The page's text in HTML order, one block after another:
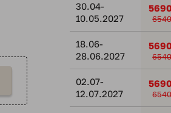
30.04-
10.05.2027
18.06-
28.06.2027
02.07-
12.07.2027